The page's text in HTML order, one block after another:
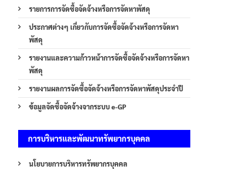
รายการการจัดซื้อจัดจ้างหรือการจัดหาพัสดุ
ประกาศต่างๆ เกี่ยวกับการจัดซื้อจัดจ้างหรือการจัดหา
พัสดุ
รายงานและความก้าวหน้าการจัดซื้อจัดจ้างหรือการจัดหา
พัสดุ
รายงานผลการจัดซื้อจัดจ้างหรือการจัดหาพัสดุประจำปี
ข้อมูลจัดซื้อจัดจ้างจากระบบ e-GP
การบริหารและพัฒนาทรัพยากรบุคคล
นโยบายการบริหารทรัพยากรบุคคล